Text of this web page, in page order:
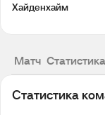
Хайденхайм
Матч Статистика
Статистика